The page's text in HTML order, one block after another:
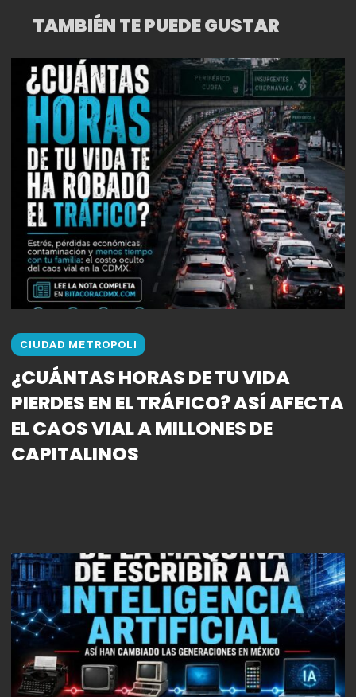
TAMBIÉN TE PUEDE GUSTAR
CIUDAD METROPOLI
¿CUÁNTAS HORAS DE TU VIDA
PIERDES EN EL TRÁFICO? ASÍ AFECTA
EL CAOS VIAL A MILLONES DE
CAPITALINOS